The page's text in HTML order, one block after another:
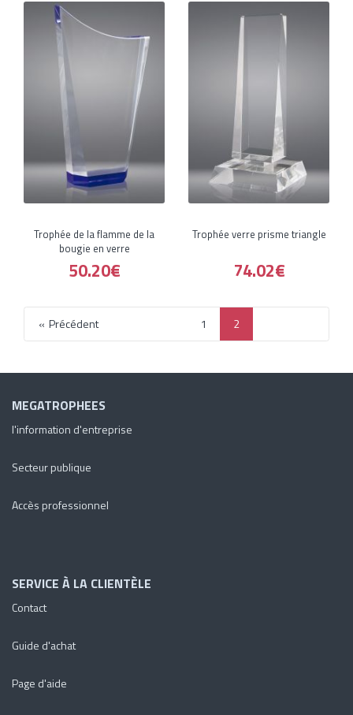
Trophée de la flamme de la
bougie en verre
50.20€
Trophée verre prisme triangle
74.02€
Précédent 1 2
MEGATROPHEES
l'information d'entreprise
Secteur publique
Accès professionnel
SERVICE À LA CLIENTÈLE
Contact
Guide d'achat
Page d'aide